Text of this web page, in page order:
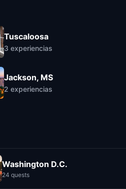
Tuscaloosa
3 experiencias
Jackson, MS
2 experiencias
Washington D.C.
24 quests